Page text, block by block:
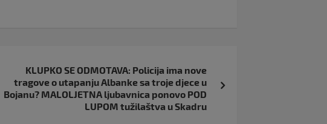
KLUPKO SE ODMOTAVA: Policija ima nove
tragove o utapanju Albanke sa troje djece u
Bojanu? MALOLJETNA ljubavnica ponovo POD
LUPOM tužilaštva u Skadru